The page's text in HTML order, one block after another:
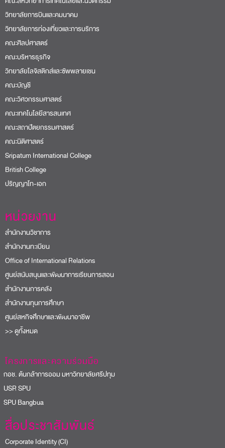
วิทยาลัยการบินและคมนาคม
วิทยาลัยการท่องเที่ยวและการบริการ
คณะศิลปศาสตร์
คณะบริหารธุรกิจ
วิทยาลัยโลจิสติกส์และซัพพลายเชน
คณะบัญชี
คณะวิศวกรรมศาสตร์
คณะเทคโนโลยีสารสนเทศ
คณะสถาปัตยกรรมศาสตร์
คณะนิติศาสตร์
Sripatum International College
British College
ปริญญาโท-เอก
หน่วยงาน
สำนักงานวิชาการ
สำนักงานทะเบียน
Office of International Relations
ศูนย์สนับสนุนและพัฒนาการเรียนการสอน
สำนักงานการคลัง
สำนักงานทุนการศึกษา
ศูนย์สหกิจศึกษาและพัฒนาอาชีพ
>> ดูทั้งหมด
โครงการและความร่วมมือ
ช. ต้นกล้าการออม มหาวิทยาลัยศรีปทุม
SPU
Bangbua
สื่อประชาสัมพันธ์
Corporate Identity (CI)